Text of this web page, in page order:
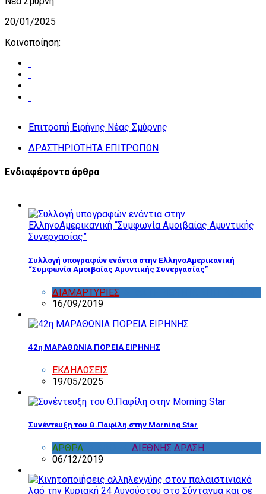
20/01/2025
Κοινοποίηση:
Επιτροπή Ειρήνης Νέας Σμύρνης
ΔΡΑΣΤΗΡΙΟΤΗΤΑ ΕΠΙΤΡΟΠΩΝ
Ενδιαφέροντα άρθρα
Συλλογή υπογραφών ενάντια στην ΕλληνοΑμερικανική
“Συμφωνία Αμοιβαίας Αμυντικής Συνεργασίας”
ΔΙΑΜΑΡΤΥΡΙΕΣ
16/09/2019
42η ΜΑΡΑΘΩΝΙΑ ΠΟΡΕΙΑ ΕΙΡΗΝΗΣ
ΕΚΔΗΛΩΣΕΙΣ
19/05/2025
Συνέντευξη του Θ.Παφίλη στην Morning Star
ΑΡΘΡΑ
ΔΙΕΘΝΗΣ ΔΡΑΣΗ
06/12/2019